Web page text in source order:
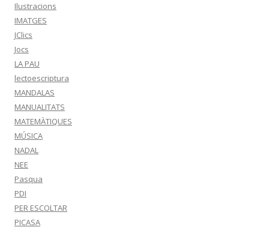
Ilustracions
IMATGES
JClics
Jocs
LA PAU
lectoescriptura
MANDALAS
MANUALITATS
MATEMÀTIQUES
MÚSICA
NADAL
NEE
Pasqua
PDI
PER ESCOLTAR
PICASA